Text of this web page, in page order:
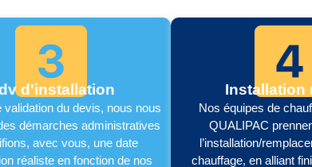
d'installation
validation du devis, nous nous
démarches administratives
avec vous, une date
réaliste en fonction de nos
Installation
Nos équipes de
QUALIPAC
l’installation/
chauffage, en alliant